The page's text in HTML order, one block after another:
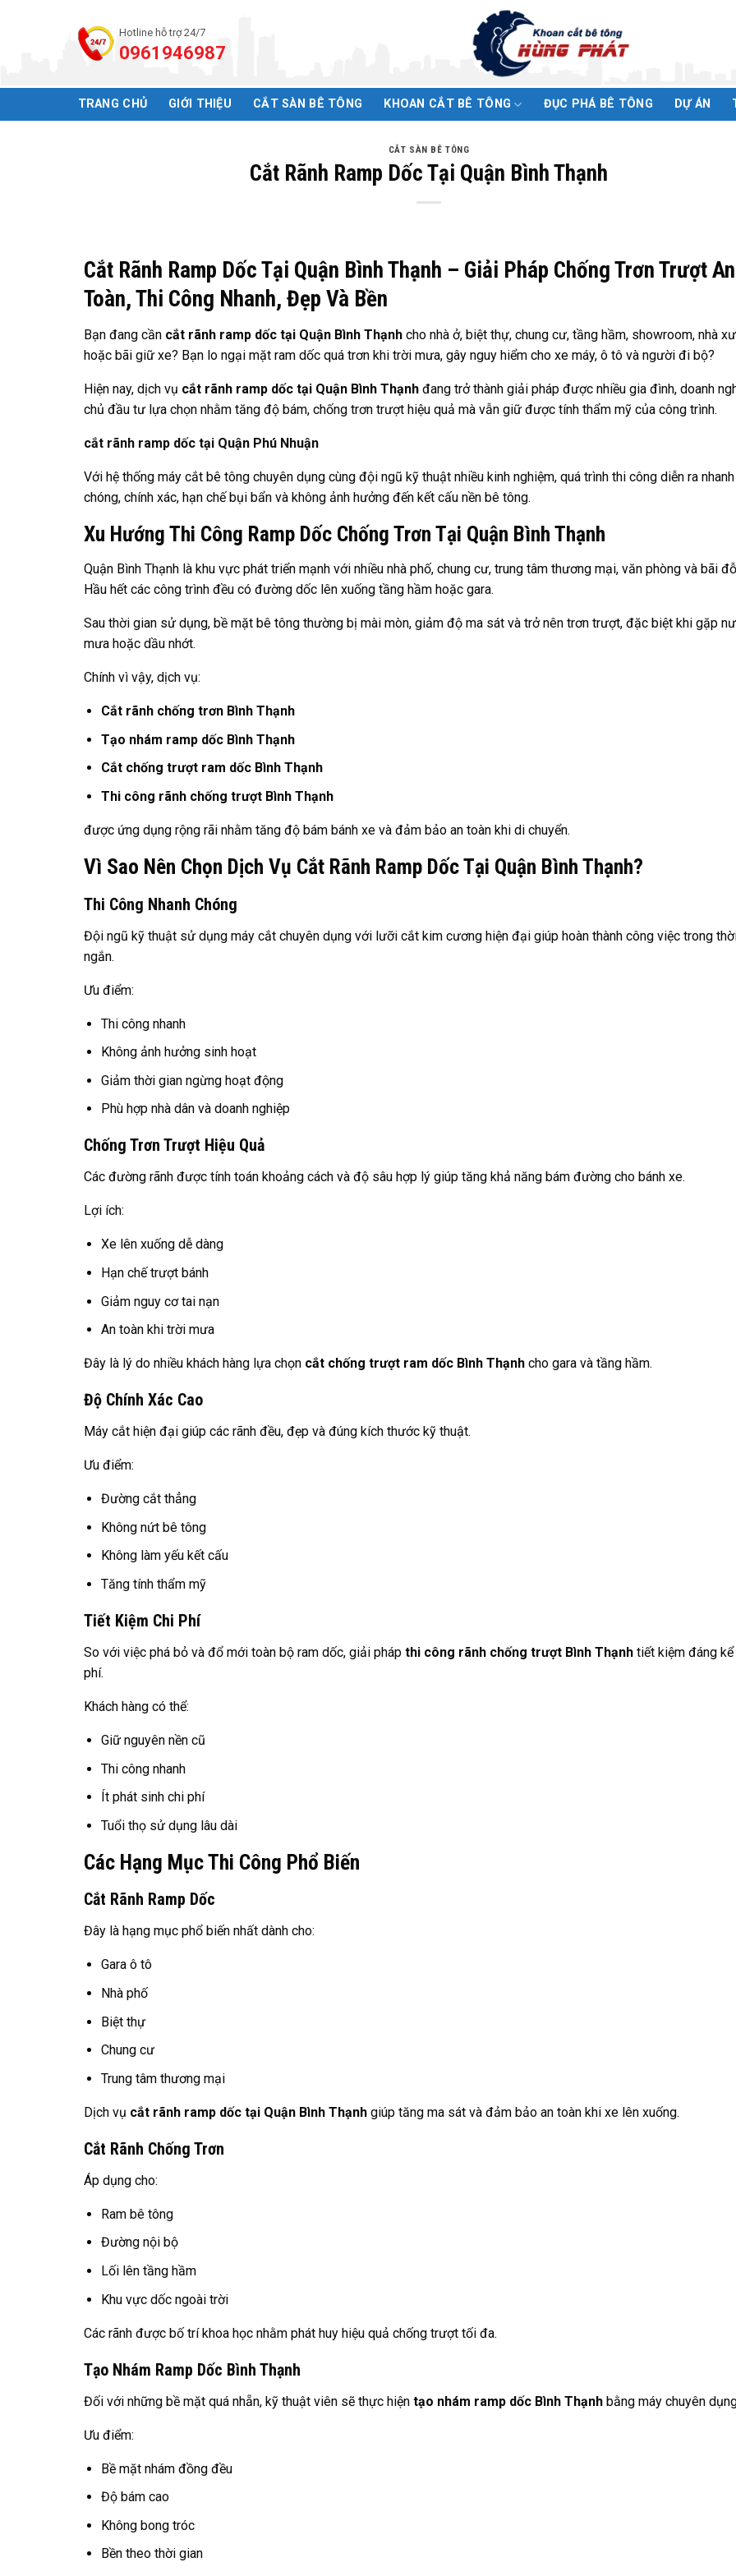
Hotline hỗ trợ 24/7
0961946987
TRANG CHỦ GIỚI THIỆU CẮT SÀN BÊ TÔNG KHOAN CẮT BÊ TÔNG ĐỤC PHÁ BÊ TÔNG DỰ ÁN
CẮT SÀN BÊ TÔNG
Cắt Rãnh Ramp Dốc Tại Quận Bình Thạnh
Cắt Rãnh Ramp Dốc Tại Quận Bình Thạnh – Giải Pháp Chống Trơn Trượt An
Toàn, Thi Công Nhanh, Đẹp Và Bền
Bạn đang cần cắt rãnh ramp dốc tại Quận Bình Thạnh cho nhà ở, biệt thự, chung cư, tầng hầm, showroom, nhà
hoặc bãi giữ xe? Bạn lo ngại mặt ram dốc quá trơn khi trời mưa, gây nguy hiểm cho xe máy, ô tô và người đi bộ?
Hiện nay, dịch vụ cắt rãnh ramp dốc tại Quận Bình Thạnh đang trở thành giải pháp được nhiều gia đình, doanh
chủ đầu tư lựa chọn nhằm tăng độ bám, chống trơn trượt hiệu quả mà vẫn giữ được tính thẩm mỹ của công trình.
cắt rãnh ramp dốc tại Quận Phú Nhuận
Với hệ thống máy cắt bê tông chuyên dụng cùng đội ngũ kỹ thuật nhiều kinh nghiệm, quá trình thi công diễn ra nhanh
chóng, chính xác, hạn chế bụi bẩn và không ảnh hưởng đến kết cấu nền bê tông.
Xu Hướng Thi Công Ramp Dốc Chống Trơn Tại Quận Bình Thạnh
Quận Bình Thạnh là khu vực phát triển mạnh với nhiều nhà phố, chung cư, trung tâm thương mại, văn phòng và bãi
Hầu hết các công trình đều có đường dốc lên xuống tầng hầm hoặc gara.
Sau thời gian sử dụng, bề mặt bê tông thường bị mài mòn, giảm độ ma sát và trở nên trơn trượt, đặc biệt khi gặp
mưa hoặc dầu nhớt.
Chính vì vậy, dịch vụ:
Cắt rãnh chống trơn Bình Thạnh
Tạo nhám ramp dốc Bình Thạnh
Cắt chống trượt ram dốc Bình Thạnh
Thi công rãnh chống trượt Bình Thạnh
được ứng dụng rộng rãi nhằm tăng độ bám bánh xe và đảm bảo an toàn khi di chuyển.
Vì Sao Nên Chọn Dịch Vụ Cắt Rãnh Ramp Dốc Tại Quận Bình Thạnh?
Thi Công Nhanh Chóng
Đội ngũ kỹ thuật sử dụng máy cắt chuyên dụng với lưỡi cắt kim cương hiện đại giúp hoàn thành công việc trong
ngắn.
Ưu điểm:
Thi công nhanh
Không ảnh hưởng sinh hoạt
Giảm thời gian ngừng hoạt động
Phù hợp nhà dân và doanh nghiệp
Chống Trơn Trượt Hiệu Quả
Các đường rãnh được tính toán khoảng cách và độ sâu hợp lý giúp tăng khả năng bám đường cho bánh xe.
Lợi ích:
Xe lên xuống dễ dàng
Hạn chế trượt bánh
Giảm nguy cơ tai nạn
An toàn khi trời mưa
Đây là lý do nhiều khách hàng lựa chọn cắt chống trượt ram dốc Bình Thạnh cho gara và tầng hầm.
Độ Chính Xác Cao
Máy cắt hiện đại giúp các rãnh đều, đẹp và đúng kích thước kỹ thuật.
Ưu điểm:
Đường cắt thẳng
Không nứt bê tông
Không làm yếu kết cấu
Tăng tính thẩm mỹ
Tiết Kiệm Chi Phí
So với việc phá bỏ và đổ mới toàn bộ ram dốc, giải pháp thi công rãnh chống trượt Bình Thạnh tiết kiệm đáng
phí.
Khách hàng có thể:
Giữ nguyên nền cũ
Thi công nhanh
Ít phát sinh chi phí
Tuổi thọ sử dụng lâu dài
Các Hạng Mục Thi Công Phổ Biến
Cắt Rãnh Ramp Dốc
Đây là hạng mục phổ biến nhất dành cho:
Gara ô tô
Nhà phố
Biệt thự
Chung cư
Trung tâm thương mại
Dịch vụ cắt rãnh ramp dốc tại Quận Bình Thạnh giúp tăng ma sát và đảm bảo an toàn khi xe lên xuống.
Cắt Rãnh Chống Trơn
Áp dụng cho:
Ram bê tông
Đường nội bộ
Lối lên tầng hầm
Khu vực dốc ngoài trời
Các rãnh được bố trí khoa học nhằm phát huy hiệu quả chống trượt tối đa.
Tạo Nhám Ramp Dốc Bình Thạnh
Đối với những bề mặt quá nhẵn, kỹ thuật viên sẽ thực hiện tạo nhám ramp dốc Bình Thạnh bằng máy chuyên
Ưu điểm:
Bề mặt nhám đồng đều
Độ bám cao
Không bong tróc
Bền theo thời gian